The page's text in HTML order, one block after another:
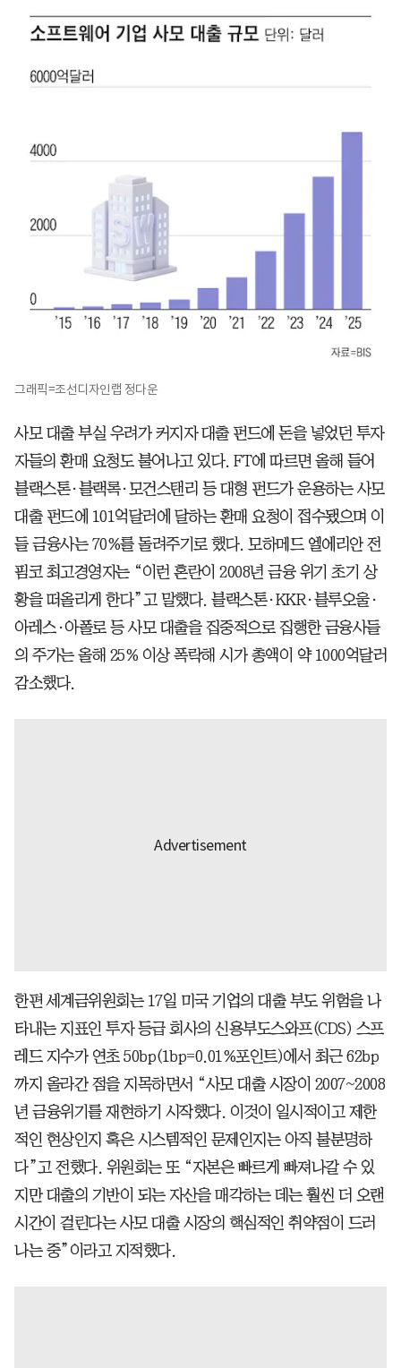
그래픽=조선디자인랩 정다운
사모 대출 부실 우려가 커지자 대출 펀드에 돈을 넣었던 투자
자들의 환매 요청도 불어나고 있다. FT에 따르면 올해 들어
블랙스톤·블랙록·모건스탠리 등 대형 펀드가 운용하는 사모
대출 펀드에 101억달러에 달하는 환매 요청이 접수됐으며 이
들 금융사는 70%를 돌려주기로 했다. 모하메드 엘에리안 전
핌코 최고경영자는 “이런 혼란이 2008년 금융 위기 초기 상
황을 떠올리게 한다”고 말했다. 블랙스톤·KKR·블루오울·
아레스·아폴로 등 사모 대출을 집중적으로 집행한 금융사들
의 주가는 올해 25% 이상 폭락해 시가 총액이 약 1000억달러
감소했다.
한편 세계금위원회는 17일 미국 기업의 대출 부도 위험을 나
타내는 지표인 투자 등급 회사의 신용부도스와프(CDS) 스프
레드 지수가 연초 50bp(1bp=0.01%포인트)에서 최근 62bp
까지 올라간 점을 지목하면서 “사모 대출 시장이 2007~2008
년 금융위기를 재현하기 시작했다. 이것이 일시적이고 제한
적인 현상인지 혹은 시스템적인 문제인지는 아직 불분명하
다”고 전했다. 위원회는 또 “자본은 빠르게 빠져나갈 수 있
지만 대출의 기반이 되는 자산을 매각하는 데는 훨씬 더 오랜
시간이 걸린다는 사모 대출 시장의 핵심적인 취약점이 드러
나는 중”이라고 지적했다.